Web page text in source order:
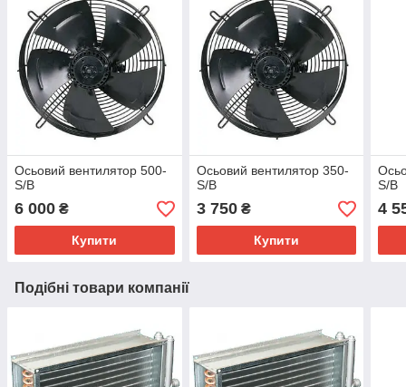
Осьовий вентилятор 500-
S/B
6 000 ₴
Купити
Осьовий вентилятор 350-
S/B
3 750₴
Купити
S/B
4
Подібні товари компанії